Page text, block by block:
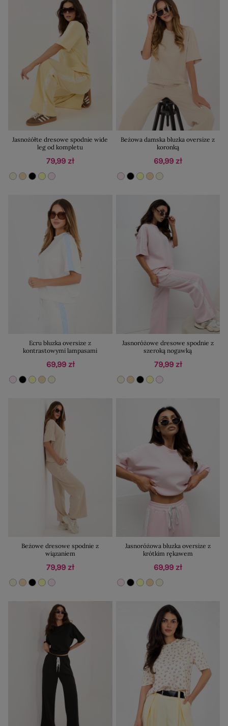
Jasnożółte dresowe spodnie wide
leg od kompletu
79,99 zł
Beżowa damska bluzka oversize z
koronką
69,99 zł
Ecru bluzka oversize z
kontrastowymi lampasami
69,99 zł
Jasnoróżowe dresowe spodnie z
szeroką nogawką
79,99 zł
Beżowe dresowe spodnie z
wiązaniem
79,99 zł
Jasnoróżowa bluzka oversize z
krótkim rękawem
69,99 zł